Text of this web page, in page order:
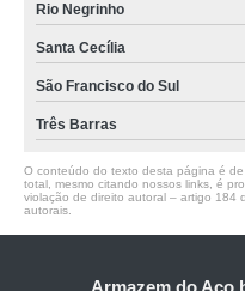
Rio Negrinho
Santa Cecília
São Francisco do Sul
Três Barras
O conteúdo do texto desta página é
total, mesmo citando nossos links, é
violação de direito autoral – artigo 184
autorais
Armazem do Aço